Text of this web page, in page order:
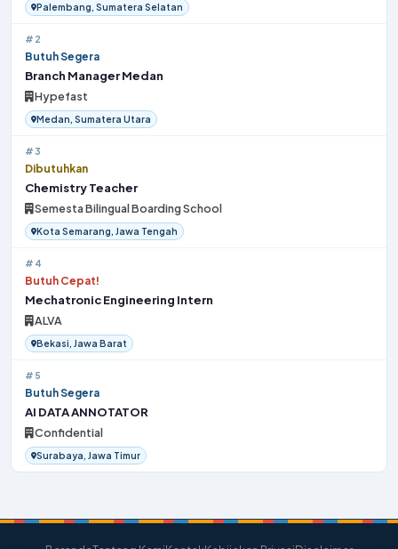
Palembang, Sumatera Selatan
#2
Butuh Segera
Branch Manager Medan
Hypefast
Medan, Sumatera Utara
#3
Dibutuhkan
Chemistry Teacher
Semesta Bilingual Boarding School
Kota Semarang, Jawa Tengah
#4
Butuh Cepat!
Mechatronic Engineering Intern
ALVA
Bekasi, Jawa Barat
#5
Butuh Segera
AI DATA ANNOTATOR
Confidential
Surabaya, Jawa Timur